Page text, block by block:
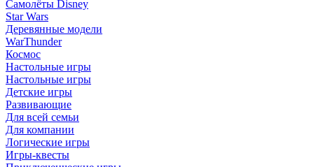
Самолёты Disney
Star Wars
Деревянные модели
WarThunder
Космос
Настольные игры
Настольные игры
Детские игры
Развивающие
Для всей семьи
Для компании
Логические игры
Игры-квесты